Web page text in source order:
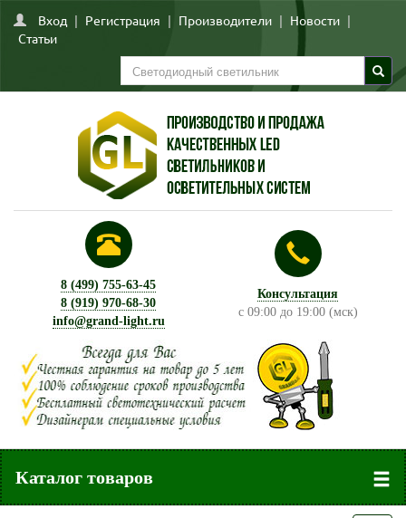
Вход | Регистрация | Производители | Новости |
Статьи
8 (499) 755-63-45
8 (919) 970-68-30
info@grand-light.ru
Консультация
с 09:00 до 19:00 (мск)
Каталог товаров